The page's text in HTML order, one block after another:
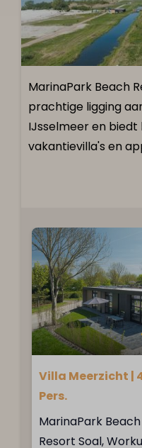
MarinaPark Beach
prachtige ligging
IJsselmeer en
vakantievilla's en
Villa Meerzicht |
Pers.
MarinaPark Beach
Resort Soal,